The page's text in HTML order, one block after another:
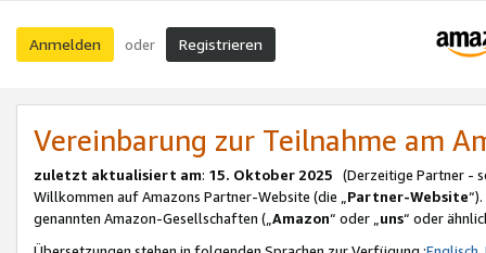
Anmelden oder Registrieren
Vereinbarung zur Teilnahme am
zuletzt aktualisiert am: 15. Oktober 2025 (Derzeitige Partner -
Willkommen auf Amazons Partner-Website (die „Partner-Website
genannten Amazon-Gesellschaften („Amazon“ oder „uns“ oder